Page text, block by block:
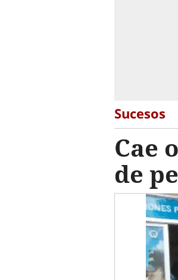
Sucesos
Cae
de